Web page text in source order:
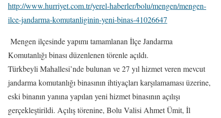
http://www.hurriyet.com.tr/yerel-haberler/bolu/mengen/mengen-
ilce-jandarma-komutanliginin-yeni-binas-41026647
Mengen ilçesinde yapımı tamamlanan İlçe Jandarma
Komutanlığı binası düzenlenen törenle açıldı.
Türkbeyli Mahallesi’nde bulunan ve 27 yıl hizmet veren mevcut
jandarma komutanlığı binasının ihtiyaçları karşılamaması üzerine,
eski binanın yanına yapılan yeni hizmet binasının açılışı
gerçekleştirildi. Açılış törenine, Bolu Valisi Ahmet Ümit, İl